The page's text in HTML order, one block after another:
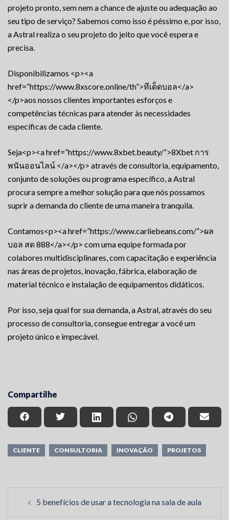
projeto pronto, sem nem a chance de ajuste ou adequação ao
seu tipo de serviço? Sabemos como isso é péssimo e, por isso,
a Astral realiza o seu projeto do jeito que você espera e
precisa.
Disponibilizamos <p><a
href=”https://www.8xscore.online/th”>ทีเด็ดบอล</a>
</p>aos nossos clientes importantes esforços e
competências técnicas para atender às necessidades
específicas de cada cliente.
Seja<p><a href=”https://www.8xbet.beauty/”>8Xbet การ
พนันออนไลน์ </a></p> através de consultoria, equipamento,
conjunto de soluções ou programa específico, a Astral
procura sempre a melhor solução para que nós possamos
suprir a demanda do cliente de uma maneira tranquila.
Contamos<p><a href=”https://www.carliebeans.com/”>ผล
บอล สด 888</a></p> com uma equipe formada por
colabores multidisciplinares, com capacitação e experiência
nas áreas de projetos, inovação, fábrica, elaboração de
material técnico e instalação de equipamentos didáticos.
Por isso, seja qual for sua demanda, a Astral, através do seu
processo de consultoria, consegue entregar a você um
projeto único e impecável.
Compartilhe
CLIENTE CONSULTORIA INOVAÇÃO PROJETOS
navigation
5 benefícios de usar a tecnologia na sala de aula